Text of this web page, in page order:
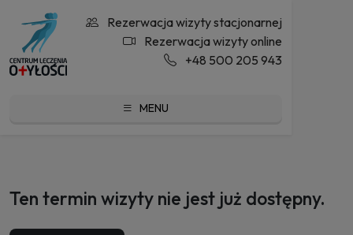
Rezerwacja wizyty stacjonarnej
Rezerwacja wizyty online
+48 500 205 943
MENU
Ten termin wizyty nie jest już dostępny.